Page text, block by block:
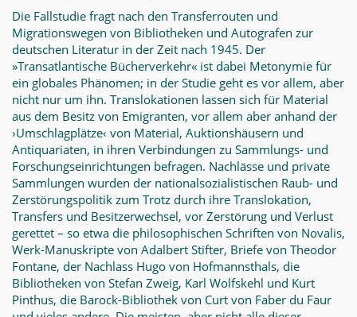
Die Fallstudie fragt nach den Transferrouten und
Migrationswegen von Bibliotheken und Autografen zur
deutschen Literatur in der Zeit nach 1945. Der
»Transatlantische Bücherverkehr« ist dabei Metonymie für
ein globales Phänomen; in der Studie geht es vor allem, aber
nicht nur um ihn. Translokationen lassen sich für Material
aus dem Besitz von Emigranten, vor allem aber anhand der
›Umschlagplätze‹ von Material, Auktionshäusern und
Antiquariaten, in ihren Verbindungen zu Sammlungs- und
Forschungseinrichtungen befragen. Nachlässe und private
Sammlungen wurden der nationalsozialistischen Raub- und
Zerstörungspolitik zum Trotz durch ihre Translokation,
Transfers und Besitzerwechsel, vor Zerstörung und Verlust
gerettet – so etwa die philosophischen Schriften von Novalis,
Werk-Manuskripte von Adalbert Stifter, Briefe von Theodor
Fontane, der Nachlass Hugo von Hofmannsthals, die
Bibliotheken von Stefan Zweig, Karl Wolfskehl und Kurt
Pinthus, die Barock-Bibliothek von Curt von Faber du Faur